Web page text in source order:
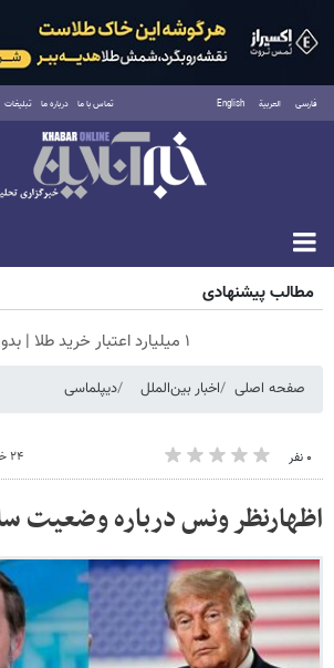
فارسی العربية English تماس با ما درباره ما تبلیغات
جمعه ۱۶ مرداد ۱۴۰۵
مطالب پیشنهادی
۱ میلیارد اعتبار خرید طلا | بدون ضامن و چک
صفحه اصلی اخبار بین‌الملل دیپلماسی
۰ نفر ۲۴ خرداد ۱۴۰۵ - ۱۹:۴۳
اظهارنظر ونس درباره وضعیت